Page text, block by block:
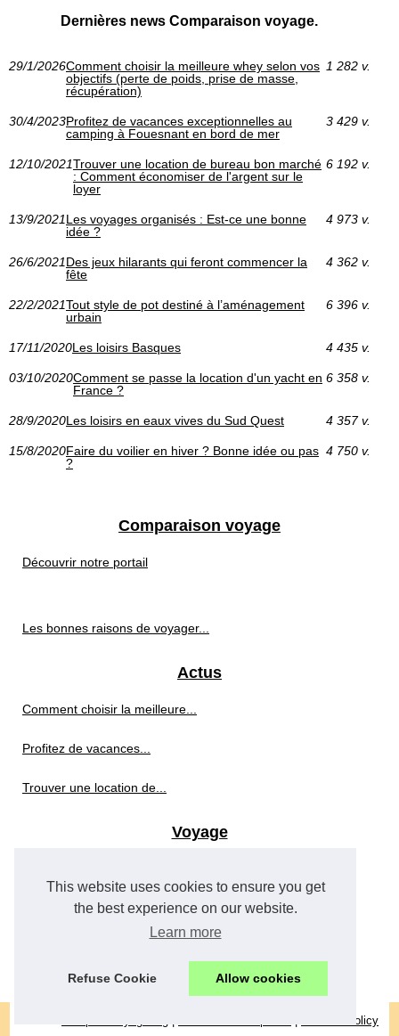
This website uses cookies to ensure you get
the best experience on our website.
Learn more
Refuse Cookie Allow cookies
Dernières news Comparaison voyage.
29/1/2026Comment choisir la meilleure whey selon vos
objectifs (perte de poids, prise de masse,
récupération)
1 282 v.
30/4/2023Profitez de vacances exceptionnelles au
camping à Fouesnant en bord de mer
3 429 v.
12/10/2021Trouver une location de bureau bon marché
: Comment économiser de l'argent sur le
loyer
6 192 v.
13/9/2021Les voyages organisés : Est-ce une bonne
idée ?
4 973 v.
26/6/2021Des jeux hilarants qui feront commencer la
fête
4 362 v.
22/2/2021Tout style de pot destiné à l’aménagement
urbain
6 396 v.
17/11/2020Les loisirs Basques 4 435 v.
03/10/2020Comment se passe la location d'un yacht en
France ?
6 358 v.
28/9/2020Les loisirs en eaux vives du Sud Quest 4 357 v.
15/8/2020Faire du voilier en hiver ? Bonne idée ou pas
?
4 750 v.
Comparaison voyage
Découvrir notre portail
Les bonnes raisons de voyager...
Actus
Comment choisir la meilleure...
Profitez de vacances...
Trouver une location de...
Voyage
Découvrez le gr34 : un...
Cookies Policy